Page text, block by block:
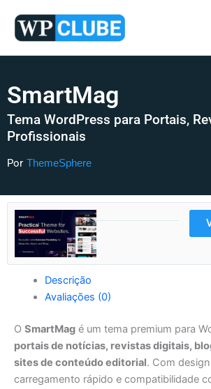
para
conteúdo
SmartMag
Tema WordPress para Portais,
Profissionais
Por ThemeSphere
Descrição
Avaliações (0)
O SmartMag é um tema premium para
portais de notícias, revistas digitais,
sites de conteúdo editorial. Com
carregamento rápido e compatibilidade